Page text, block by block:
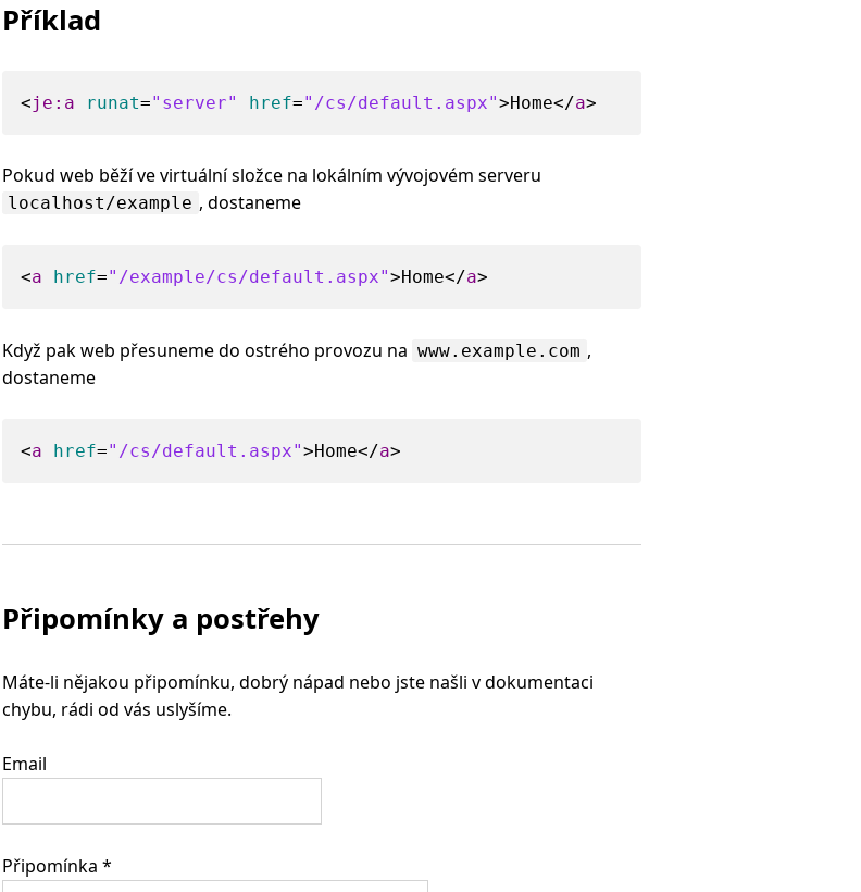
Příklad
<je:a runat="server" href="/cs/default.aspx">Home</a>
Pokud web běží ve virtuální složce na lokálním vývojovém serveru
localhost/example , dostaneme
<a href="/example/cs/default.aspx">Home</a>
Když pak web přesuneme do ostrého provozu na www.example.com ,
dostaneme
<a href="/cs/default.aspx">Home</a>
Připomínky a postřehy
Máte-li nějakou připomínku, dobrý nápad nebo jste našli v dokumentaci
chybu, rádi od vás uslyšíme.
Email
Připomínka *